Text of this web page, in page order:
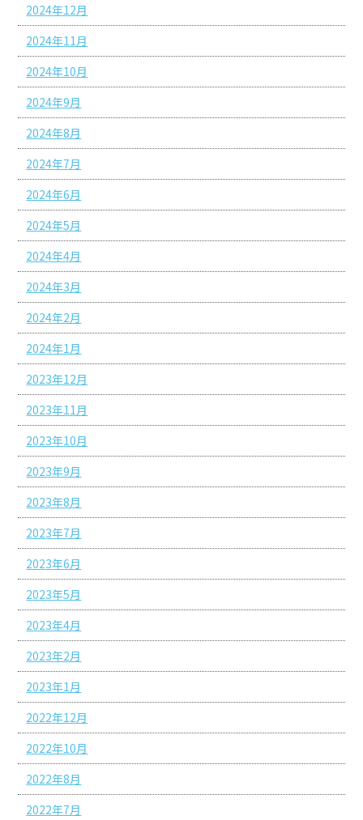
2024年12月
2024年11月
2024年10月
2024年9月
2024年8月
2024年7月
2024年6月
2024年5月
2024年4月
2024年3月
2024年2月
2024年1月
2023年12月
2023年11月
2023年10月
2023年9月
2023年8月
2023年7月
2023年6月
2023年5月
2023年4月
2023年2月
2023年1月
2022年12月
2022年10月
2022年8月
2022年7月